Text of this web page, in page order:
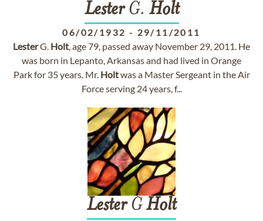
LesterG. Holt
06/02/1932 - 29/11/2011
LesterG. Holt, age 79, passed away November 29, 2011. He
was born in Lepanto, Arkansas and had lived in Orange
Park for 35 years. Mr. Holtwas a Master Sergeant in the Air
Force serving 24 years, f...
LesterGHolt